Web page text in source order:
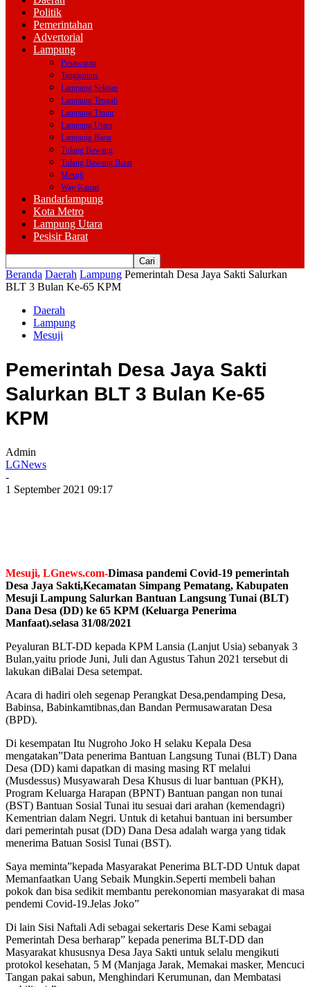
Politik
Pemerintahan
Advertorial
Lampung
Pesawaran
Tanggamus
Lampung Selatan
Lampung Tengah
Lampung Timur
Lampung Utara
Lampung Barat
Tulang Bawang
Tulang Bawang Barat
Mesuji
Way Kanan
Bandarlampung
Kota Metro
Lampung Utara
Pesisir Barat
Beranda Daerah Lampung Pemerintah Desa Jaya Sakti Salurkan
BLT 3 Bulan Ke-65 KPM
Daerah
Lampung
Mesuji
Pemerintah Desa Jaya Sakti
Salurkan BLT 3 Bulan Ke-65
KPM
Admin
LGNews
-
1 September 2021 09:17
Mesuji, LGnews.com-Dimasa pandemi Covid-19 pemerintah
Desa Jaya Sakti,Kecamatan Simpang Pematang, Kabupaten
Mesuji Lampung Salurkan Bantuan Langsung Tunai (BLT)
Dana Desa (DD) ke 65 KPM (Keluarga Penerima
Manfaat).selasa 31/08/2021
Peyaluran BLT-DD kepada KPM Lansia (Lanjut Usia) sebanyak 3
Bulan,yaitu priode Juni, Juli dan Agustus Tahun 2021 tersebut di
lakukan diBalai Desa setempat.
Acara di hadiri oleh segenap Perangkat Desa,pendamping Desa,
Babinsa, Babinkamtibnas,dan Bandan Permusawaratan Desa
(BPD).
Di kesempatan Itu Nugroho Joko H selaku Kepala Desa
mengatakan”Data penerima Bantuan Langsung Tunai (BLT) Dana
Desa (DD) kami dapatkan di masing masing RT melalui
(Musdessus) Musyawarah Desa Khusus di luar bantuan (PKH),
Program Keluarga Harapan (BPNT) Bantuan pangan non tunai
(BST) Bantuan Sosial Tunai itu sesuai dari arahan (kemendagri)
Kementrian dalam Negri. Untuk di ketahui bantuan ini bersumber
dari pemerintah pusat (DD) Dana Desa adalah warga yang tidak
menerima Batuan Sosisl Tunai (BST).
Saya meminta”kepada Masyarakat Penerima BLT-DD Untuk dapat
Memanfaatkan Uang Sebaik Mungkin.Seperti membeli bahan
pokok dan bisa sedikit membantu perekonomian masyarakat di masa
pendemi Covid-19.Jelas Joko”
Di lain Sisi Naftali Adi sebagai sekertaris Dese Kami sebagai
Pemerintah Desa berharap” kepada penerima BLT-DD dan
Masyarakat khususnya Desa Jaya Sakti untuk selalu mengikuti
protokol kesehatan, 5 M (Manjaga Jarak, Memakai masker, Mencuci
Tangan pakai sabun, Menghindari Kerumunan, dan Membatasi